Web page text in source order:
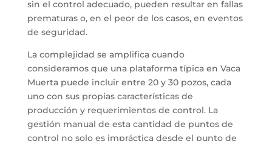
sin el control adecuado, pueden resultar en fallas
prematuras o, en el peor de los casos, en eventos
de seguridad.
La complejidad se amplifica cuando
consideramos que una plataforma típica en Vaca
Muerta puede incluir entre 20 y 30 pozos, cada
uno con sus propias características de
producción y requerimientos de control. La
gestión manual de esta cantidad de puntos de
control no solo es impráctica desde el punto de